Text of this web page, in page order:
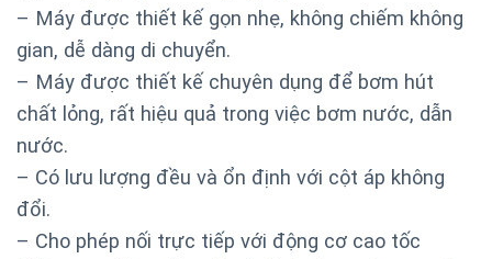
– Máy được thiết kế gọn nhẹ, không chiếm không
gian, dễ dàng di chuyển.
– Máy được thiết kế chuyên dụng để bơm hút
chất lỏng, rất hiệu quả trong việc bơm nước, dẫn
nước.
– Có lưu lượng đều và ổn định với cột áp không
đổi.
– Cho phép nối trực tiếp với động cơ cao tốc